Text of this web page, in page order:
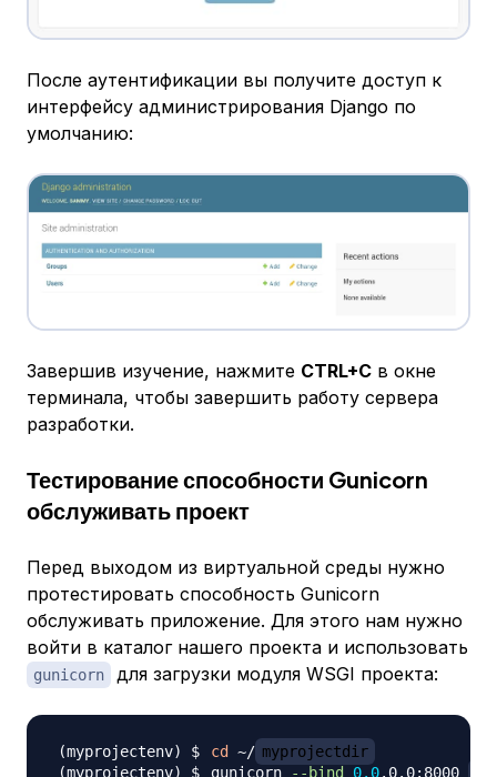
После аутентификации вы получите доступ к
интерфейсу администрирования Django по
умолчанию:
Завершив изучение, нажмите CTRL+C в окне
терминала, чтобы завершить работу сервера
разработки.
Тестирование способности Gunicorn
обслуживать проект
Перед выходом из виртуальной среды нужно
протестировать способность Gunicorn
обслуживать приложение. Для этого нам нужно
войти в каталог нашего проекта и использовать
gunicorn для загрузки модуля WSGI проекта:
cd ~/ myprojectdir
gunicorn
--bind 0.0.0.0:8000